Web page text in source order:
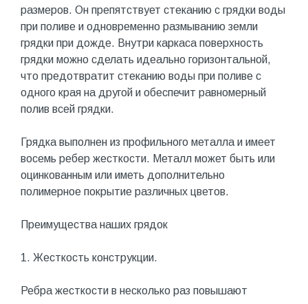
размеров. Он препятствует стеканию с грядки воды
при поливе и одновременно размыванию земли
грядки при дожде. Внутри каркаса поверхность
грядки можно сделать идеально горизонтальной,
что предотвратит стеканию воды при поливе с
одного края на другой и обеспечит равномерный
полив всей грядки.
Грядка выполнен из профильного металла и имеет
восемь ребер жесткости. Металл может быть или
оцинкованным или иметь дополнительно
полимерное покрытие различных цветов.
Преимущества наших грядок
1. Жесткость конструкции.
Ребра жесткости в несколько раз повышают